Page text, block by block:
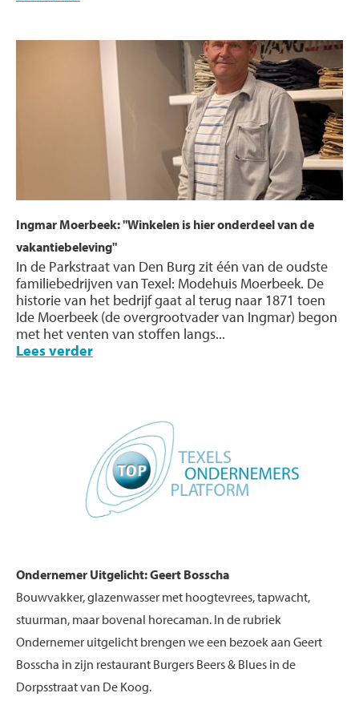
Ingmar Moerbeek: "Winkelen is hier onderdeel van de
vakantiebeleving"
In de Parkstraat van Den Burg zit één van de oudste
familiebedrijven van Texel: Modehuis Moerbeek. De
historie van het bedrijf gaat al terug naar 1871 toen
Ide Moerbeek (de overgrootvader van Ingmar) begon
met het venten van stoffen langs...
Lees verder
Ondernemer Uitgelicht: Geert Bosscha
Bouwvakker, glazenwasser met hoogtevrees, tapwacht,
stuurman, maar bovenal horecaman. In de rubriek
Ondernemer uitgelicht brengen we een bezoek aan Geert
Bosscha in zijn restaurant Burgers Beers & Blues in de
Dorpsstraat van De Koog.